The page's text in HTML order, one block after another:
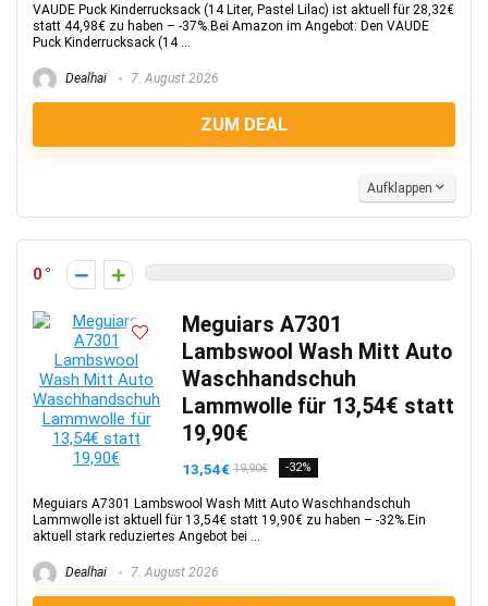
VAUDE Puck Kinderrucksack (14 Liter, Pastel Lilac) ist aktuell für 28,32€
statt 44,98€ zu haben – -37%.Bei Amazon im Angebot: Den VAUDE
Puck Kinderrucksack (14 ...
Dealhai 7. August 2026
ZUM DEAL
Aufklappen
0
Meguiars A7301
Lambswool Wash Mitt Auto
Waschhandschuh
Lammwolle für 13,54€ statt
19,90€
13,54€ 19,90€ -32%
Meguiars A7301 Lambswool Wash Mitt Auto Waschhandschuh
Lammwolle ist aktuell für 13,54€ statt 19,90€ zu haben – -32%.Ein
aktuell stark reduziertes Angebot bei ...
Dealhai 7. August 2026